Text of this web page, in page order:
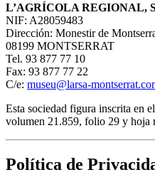
L’AGRÍCOLA REGIONAL,
NIF: A28059483
Dirección: Monestir de
08199 MONTSERRAT
Tel. 93 877 77 10
Fax: 93 877 77 22
C/e: museu@larsa-
Esta sociedad figura inscrita en
volumen 21.859, folio 29 y hoja
Política de